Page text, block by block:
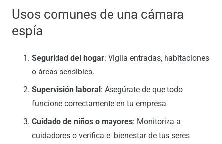
Usos comunes de una cámara
espía
Seguridad del hogar: Vigila entradas, habitaciones
o áreas sensibles.
Supervisión laboral : Asegúrate de que todo
funcione correctamente en tu empresa.
Cuidado de niños o mayores: Monitoriza a
cuidadores o verifica el bienestar de tus seres